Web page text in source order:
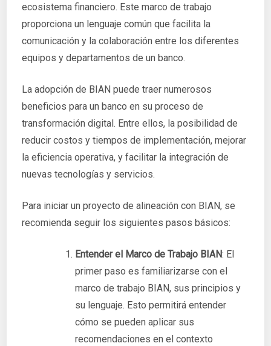
ecosistema financiero. Este marco de trabajo
proporciona un lenguaje común que facilita la
comunicación y la colaboración entre los diferentes
equipos y departamentos de un banco.
La adopción de BIAN puede traer numerosos
beneficios para un banco en su proceso de
transformación digital. Entre ellos, la posibilidad de
reducir costos y tiempos de implementación, mejorar
la eficiencia operativa, y facilitar la integración de
nuevas tecnologías y servicios.
Para iniciar un proyecto de alineación con BIAN, se
recomienda seguir los siguientes pasos básicos:
Entender el Marco de Trabajo BIAN: El
primer paso es familiarizarse con el
marco de trabajo BIAN, sus principios y
su lenguaje. Esto permitirá entender
cómo se pueden aplicar sus
recomendaciones en el contexto